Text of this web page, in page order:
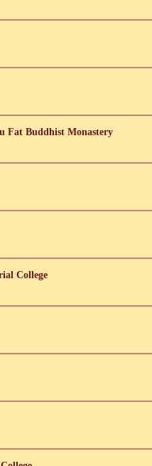
Fat Buddhist Monastery
College